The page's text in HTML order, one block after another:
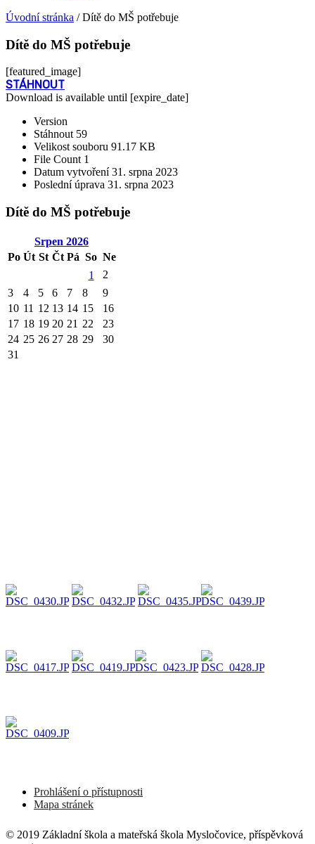
Úvodní stránka /Dítě do MŠ potřebuje
Dítě do MŠ potřebuje
[featured_image]
STÁHNOUT
Download is available until [expire_date]
Version
Stáhnout 59
Velikost souboru 91.17 KB
File Count 1
Datum vytvoření31. srpna 2023
Poslední úprava 31. srpna 2023
Dítě do MŠ potřebuje
Srpen 2026
Po Út St Čt Pá So Ne
1
2
3
4 5 6 7 8
9
10 11 12 13 14 15
16
17 18 19 20 21 22
23
24 25 26 27 28 29
30
31
Prohlášení o přístupnosti
Mapa stránek
© 2019 Základní škola a mateřská škola Mysločovice, příspěvková